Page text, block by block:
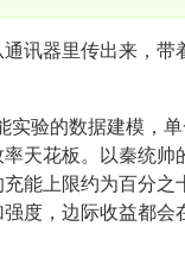
讯器里传出来，带
实验的数据建模，
天花板。以秦统帅
能上限约为百分之
度，边际收益都会